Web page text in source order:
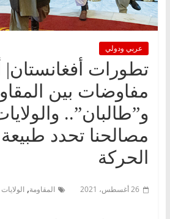
عربي ودولي
تطورات أفغانستان|
مفاوضات بين
و”طالبان”..
مصالحنا تحدد
الحركة
26 أغسطس، 2021 المقاومة,